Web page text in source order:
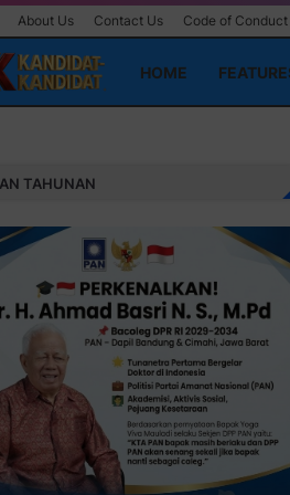
About Us Contact Us Code of Conduct
HOME
TAHUNAN